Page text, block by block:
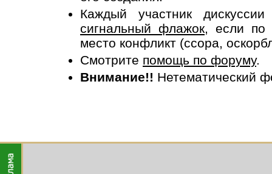
Каждый участник
сигнальный флажок, если по
место конфликт (ссора,
Смотрите помощь по форуму.
Внимание!! Нетематический